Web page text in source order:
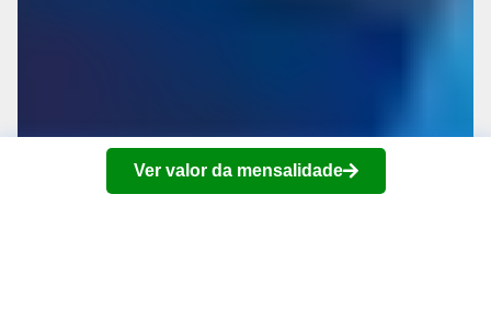
Ver valor da mensalidade